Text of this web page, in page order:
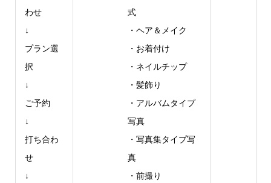
わせ
↓
プラン選
択
↓
ご予約
↓
打ち合わ
せ
↓
式
・ヘア＆メイク
・お着付け
・ネイルチップ
・髪飾り
・アルバムタイプ
写真
・写真集タイプ写
真
・前撮り